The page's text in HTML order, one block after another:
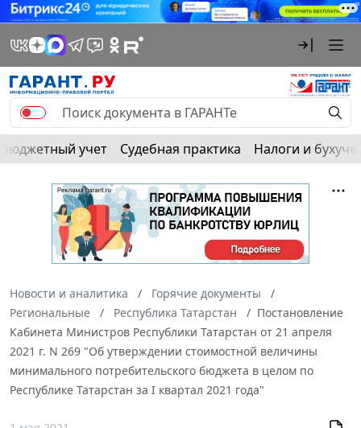
Бюджетный учет Судебная практика Налоги и
Новости и аналитика
Горячие документы
Региональные
Республика Татарстан
Постановление
Кабинета Министров Республики Татарстан от 21 апреля
2021 г. N 269 "Об утверждении стоимостной величины
минимального потребительского бюджета в целом по
Республике Татарстан за I квартал 2021 года"